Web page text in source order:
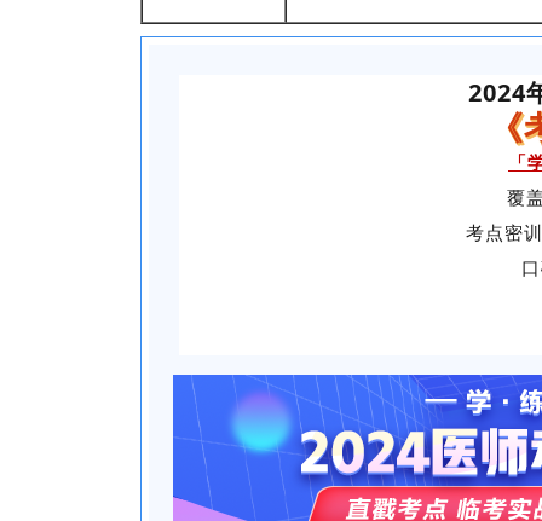
2024
「
覆
考点密